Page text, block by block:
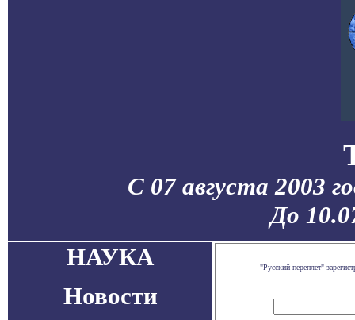
С 07 августа 2003
До
НАУКА
Новости
"Русский переплет"